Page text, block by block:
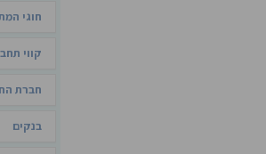
חוגי
קווי
חברת
בנקים